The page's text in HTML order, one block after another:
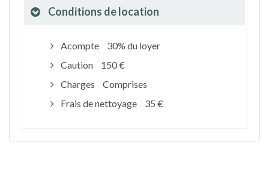
Conditions de location
Acompte
30% du loyer
Caution
150 €
Charges
Comprises
Frais de nettoyage
35 €